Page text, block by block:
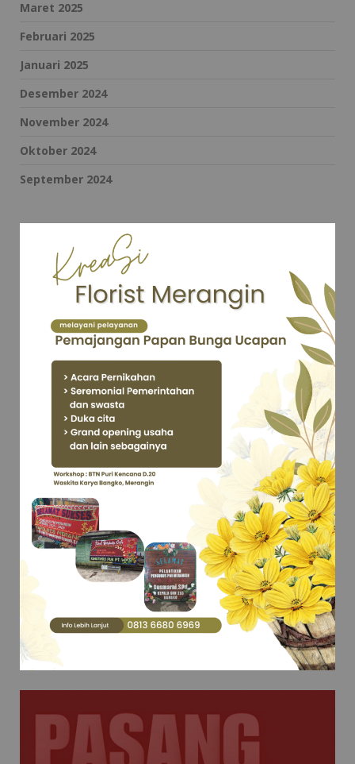
Maret 2025
Februari 2025
Januari 2025
Desember 2024
November 2024
Oktober 2024
September 2024